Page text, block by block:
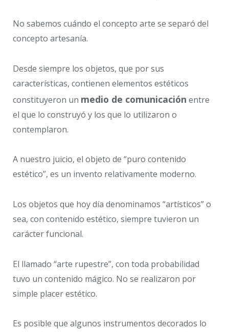
No sabemos cuándo el concepto arte se separó del
concepto artesanía.
Desde siempre los objetos, que por sus
características, contienen elementos estéticos
constituyeron un medio de comunicación entre
el que lo construyó y los que lo utilizaron o
contemplaron.
A nuestro juicio, el objeto de “puro contenido
estético”, es un invento relativamente moderno.
Los objetos que hoy día denominamos “artísticos” o
sea, con contenido estético, siempre tuvieron un
carácter funcional.
El llamado “arte rupestre”, con toda probabilidad
tuvo un contenido mágico. No se realizaron por
simple placer estético.
Es posible que algunos instrumentos decorados lo